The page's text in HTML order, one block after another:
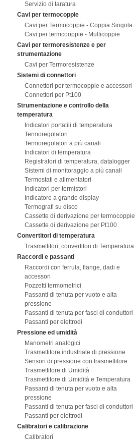
Servizio di taratura
Cavi per termocoppie
Cavi per Termocoppie - Coppia Singola
Cavi per termcooppie - Multicoppie
Cavi per termoresistenze e per
strumentazione
Cavi per Termoresistenze
Sistemi di connettori
Connettori per termocoppie e accessori
Connettori per Pt100
Strumentazione e controllo della
temperatura
Indicatori portatili di temperatura
Termoregolatori
Termoregolatori a più canali
Indicatori di temperatura
Registratori di temperatura, datalogger
Sistemi di monitoraggio a più canali
Termostati e alimentatori
Indicatori per termistori
Indicatore a grande display
Termografi su disco
Cassette di derivazione per termocoppie
Cassette di derivazione per Pt100
Convertitori di temperatura
Trasmettitori, convertitori di Temperatura
Raccordi e passanti
Raccordi con ferrula, flange, dadi e
accessori
Pozzetti termometrici
Passanti di tenuta per vuoto e alta
pressione
Passanti di tenuta per fasci di conduttori
Passanti per elettrodi
Pressione ed umidità
Manometri analogici
Trasmettitore industriale di pressione
Sensori di pressione con trasmettitore
Trasmettitore di Umidità
Trasmettitore di Umidità e Temperatura
Passanti di tenuta per vuoto e alta
pressione
Passanti di tenuta per fasci di conduttori
Passanti per elettrodi
Calibratori e calibrazione
Calibratori